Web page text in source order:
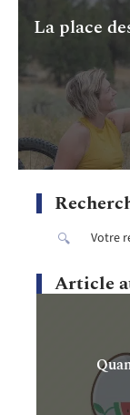
La place
Article